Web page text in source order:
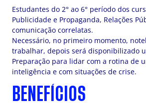
Estudantes do 2° ao 6° período dos
Publicidade e Propaganda, Relações
comunicação correlatas.
Necessário, no primeiro momento,
trabalhar, depois será disponibilizado
Preparação para lidar com a rotina de
inteligência e com situações de crise.
BENEFÍCIOS